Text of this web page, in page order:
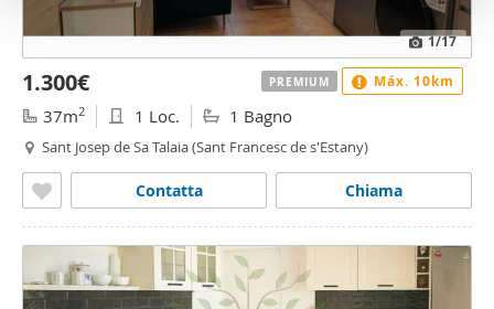
1/17
1.300€
37m2 1 Loc. 1 Bagno
Sant Josep de Sa Talaia (Sant Francesc de s'Estany)
Chiama
Contatta
PREMIUM Máx. 10km